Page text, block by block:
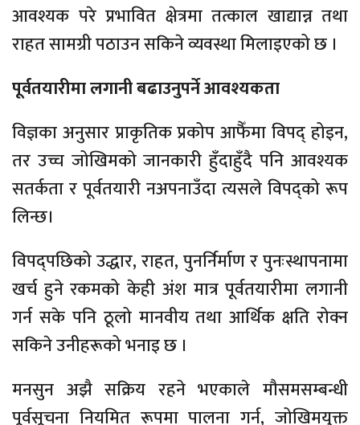
आवश्यक परे प्रभावित क्षेत्रमा तत्काल खाद्यान्न तथा
राहत सामग्री पठाउन सकिने व्यवस्था मिलाइएको छ ।
पूर्वतयारीमा लगानी बढाउनुपर्ने आवश्यकता
विज्ञका अनुसार प्राकृतिक प्रकोप आफैँमा विपद् होइन,
तर उच्च जोखिमको जानकारी हुँदाहुँदै पनि आवश्यक
सतर्कता र पूर्वतयारी नअपनाउँदा त्यसले विपद्को रूप
लिन्छ।
विपद्पछिको उद्धार, राहत, पुनर्निर्माण र पुनःस्थापनामा
खर्च हुने रकमको केही अंश मात्र पूर्वतयारीमा लगानी
गर्न सके पनि ठूलो मानवीय तथा आर्थिक क्षति रोक्न
सकिने उनीहरूको भनाइ छ ।
मनसुन अझै सक्रिय रहने भएकाले मौसमसम्बन्धी
पूर्वसूचना नियमित रूपमा पालना गर्न, जोखिमयुक्त